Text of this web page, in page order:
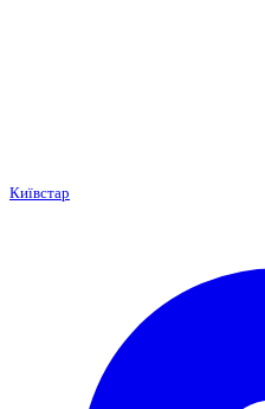
Київстар